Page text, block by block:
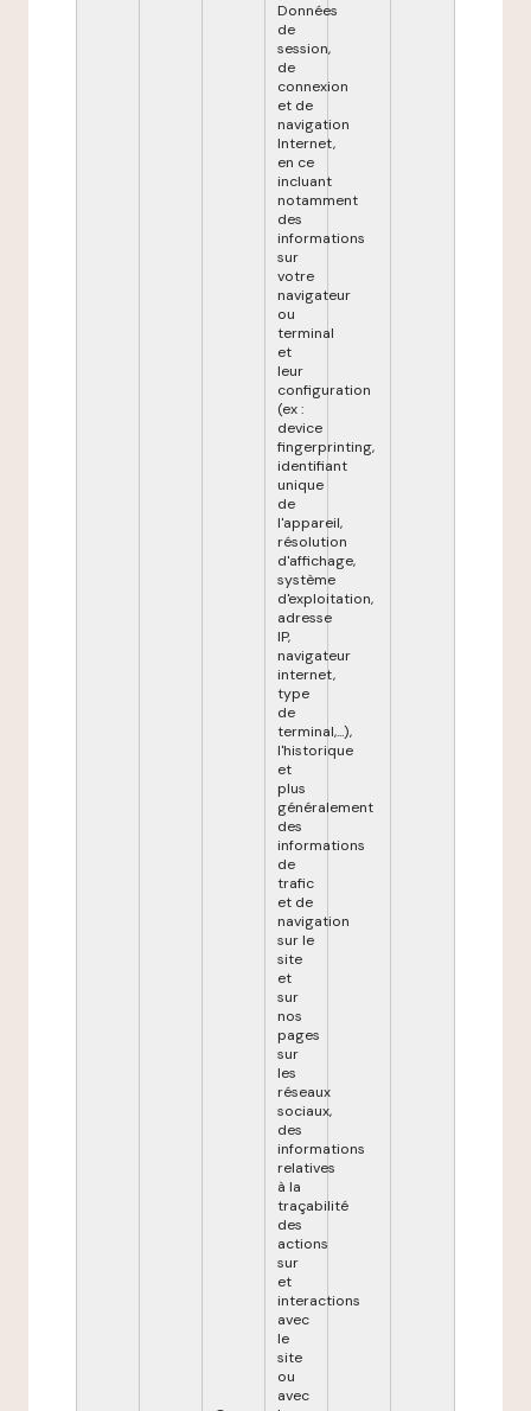
Données
de
session,
de
connexion
et de
navigation
Internet,
en ce
incluant
notamment
des
informations
sur
votre
navigateur
ou
terminal
et
leur
configuration
(ex :
device
fingerprinting,
identifiant
unique
de
l'appareil,
résolution
d'affichage,
système
d'exploitation,
adresse
IP,
navigateur
internet,
type
de
terminal,...),
l'historique
et
plus
généralement
des
informations
de
trafic
et de
navigation
sur le
site
et
sur
nos
pages
sur
les
réseaux
sociaux,
des
informations
relatives
à la
traçabilité
des
actions
sur
et
interactions
avec
le
site
ou
avec